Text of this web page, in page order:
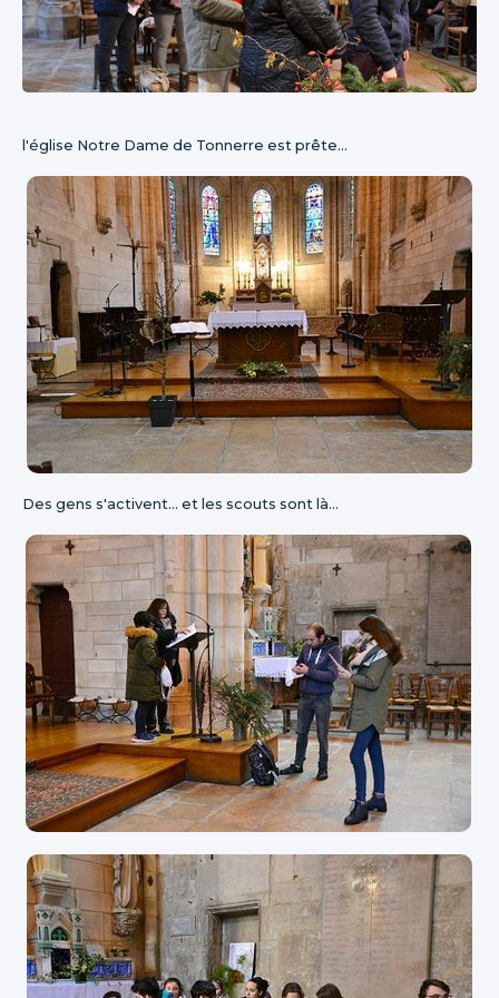
l'église Notre Dame de Tonnerre est prête...
Des gens s'activent... et les scouts sont là...